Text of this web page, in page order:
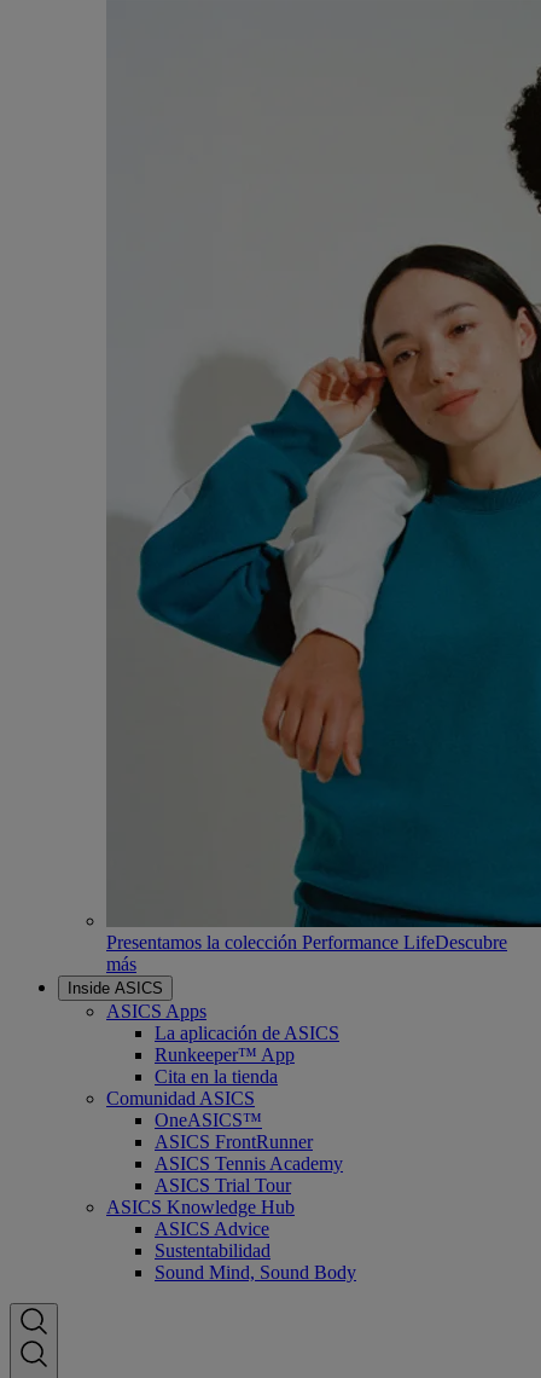
Presentamos la colección Performance LifeDescubre
más
Inside ASICS
ASICS Apps
La aplicación de ASICS
Runkeeper™ App
Cita en la tienda
Comunidad ASICS
OneASICS™
ASICS FrontRunner
ASICS Tennis Academy
ASICS Trial Tour
ASICS Knowledge Hub
ASICS Advice
Sustentabilidad
Sound Mind, Sound Body